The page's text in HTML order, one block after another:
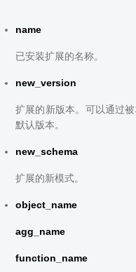
name
已安装扩展的名称。
new_version
扩展的新版本。可以通过
默认版本。
new_schema
扩展的新模式。
object_name
agg_name
function_name